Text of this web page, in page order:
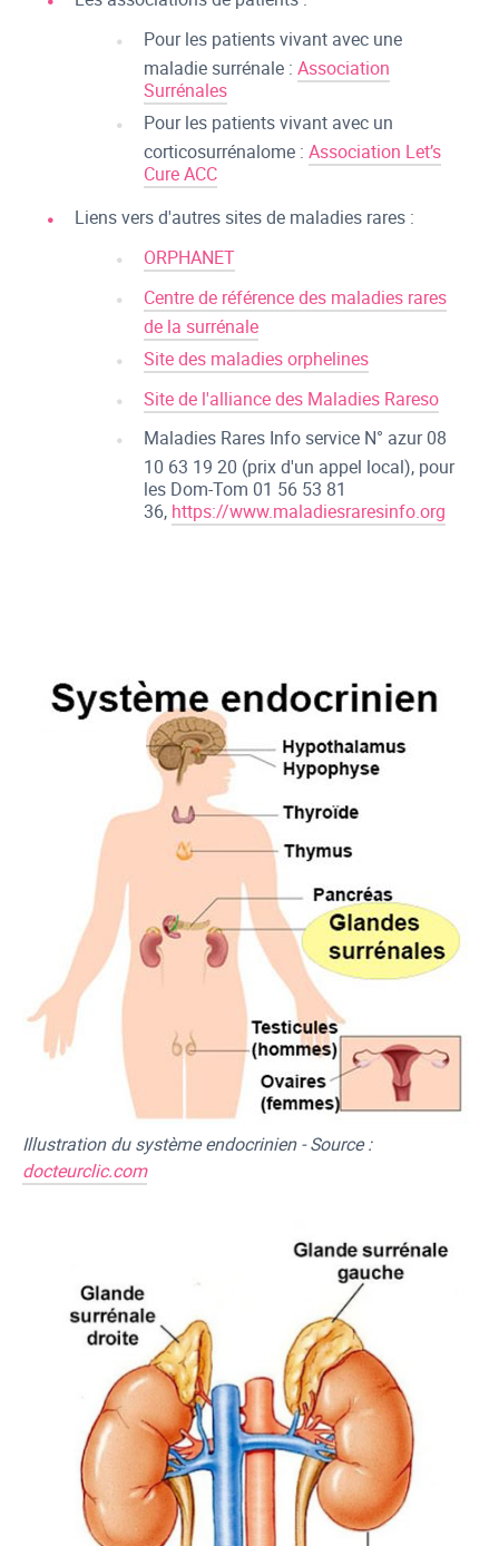
Pour les patients vivant avec une
maladie surrénale :Association
Surrénales
Pour les patients vivant avec un
corticosurrénalome :Association Let’s
Cure ACC
Liens vers d'autres sites de maladies rares :
ORPHANET
Centre de référence des maladies rares
de la surrénale
Site des maladies orphelines
Site de l'alliance des Maladies Rareso
Maladies Rares Info service N° azur 08
10 63 19 20 (prix d'un appel local), pour
les Dom-Tom 01 56 53 81
36, https://www.maladiesraresinfo.org
Illustration du système endocrinien - Source :
docteurclic.com